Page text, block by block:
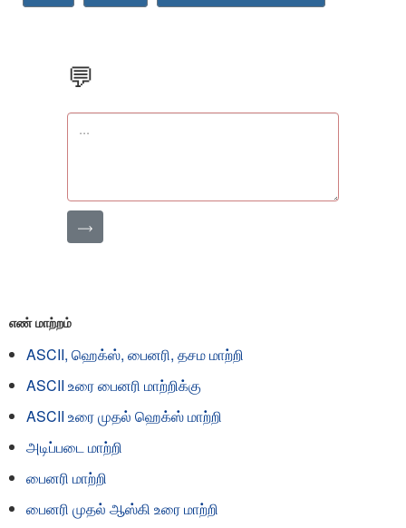
💬
⟶
எண் மாற்றம்
ASCII, ஹெக்ஸ், பைனரி, தசம மாற்றி
ASCII உரை பைனரி மாற்றிக்கு
ASCII உரை முதல் ஹெக்ஸ் மாற்றி
அடிப்படை மாற்றி
பைனரி மாற்றி
பைனரி முதல் ஆஸ்கி உரை மாற்றி